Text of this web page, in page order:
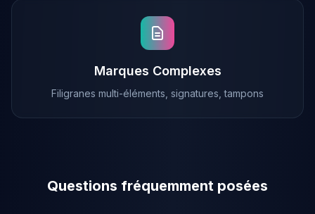
Marques Complexes
Filigranes multi-éléments, signatures, tampons
Questions fréquemment posées